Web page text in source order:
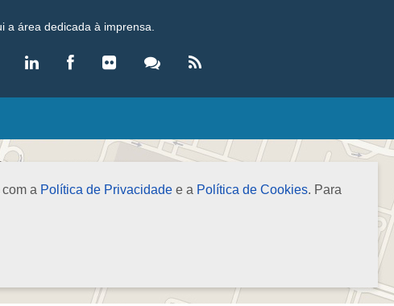
a Política de Privacidade e a Política de Cookies. Para
a área dedicada à imprensa.
LEGISLAÇÃO
Leis
Decretos-Lei
Agência de Notícias